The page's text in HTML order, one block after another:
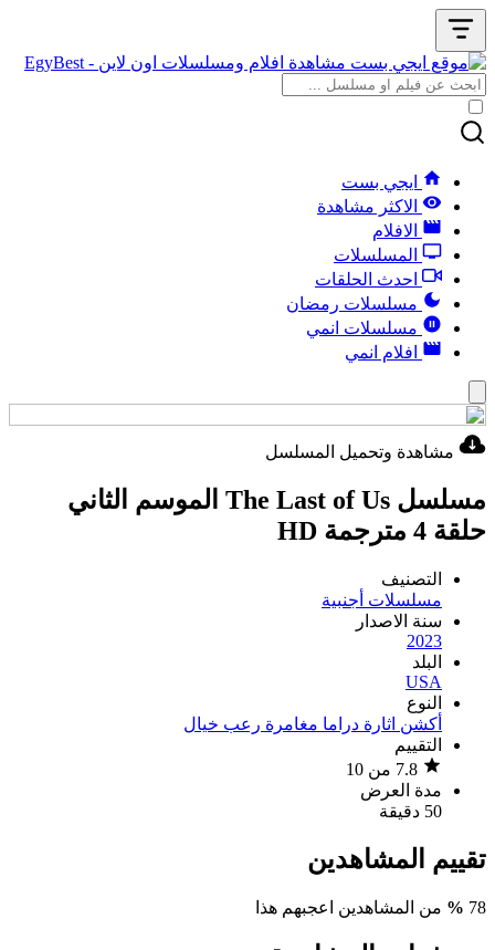
ايجي بست
الاكثر مشاهدة
الافلام
المسلسلات
احدث الحلقات
مسلسلات رمضان
مسلسلات انمي
افلام انمي
مشاهدة وتحميل المسلسل
مسلسل The Last of Us الموسم الثاني
حلقة 4 مترجمة HD
التصنيف
مسلسلات أجنبية
سنة الاصدار
2023
البلد
USA
النوع
أكشن اثارة دراما مغامرة رعب خيال
التقييم
مدة العرض
50 دقيقة
تقييم المشاهدين
78
% من المشاهدين اعجبهم هذا